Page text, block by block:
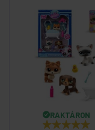
RAKTÁRON